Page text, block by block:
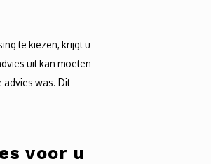
te kiezen, krijgt u
uit kan moeten
advies was. Dit
voor u